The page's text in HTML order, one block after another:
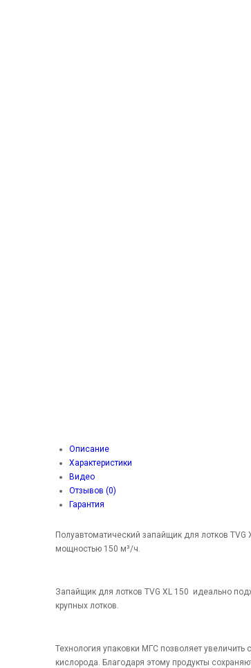
Описание
Характеристики
Видео
Отзывов (0)
Гарантия
Полуавтоматический запайщик для лотков
мощностью 150 м³/ч.
Запайщик для лотков TVG XL 150 идеально
крупных лотков.
Технология упаковки МГС позволяет
кислорода. Благодаря этому продукты